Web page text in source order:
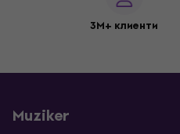
3M+ клиенти
Muziker